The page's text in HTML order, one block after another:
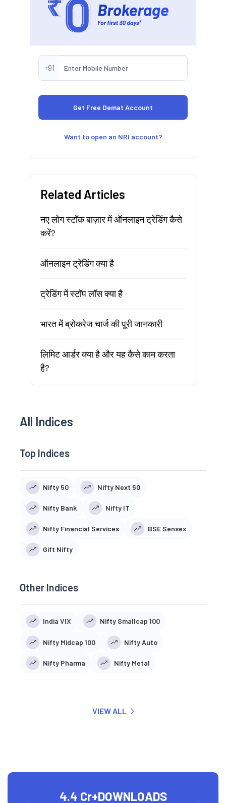
+91
Want to open an NRI account?
Related Articles
नए लोग स्टॉक बाज़ार में ऑनलाइन ट्रेडिंग कैसे
करें?
ऑनलाइन ट्रेडिंग क्या है
ट्रेडिंग में स्टॉप लॉस क्या है
भारत में ब्रोकरेज चार्ज की पूरी जानकारी
लिमिट आर्डर क्या है और यह कैसे काम करता
है?
All Indices
Top Indices
Nifty 50 Nifty Next 50
Nifty Bank Nifty IT
Nifty Financial Services BSE Sensex
Gift Nifty
Other Indices
India VIX Nifty Smallcap 100
Nifty Midcap 100 Nifty Auto
Nifty Pharma Nifty Metal
VIEW ALL
4.4 Cr+DOWNLOADS